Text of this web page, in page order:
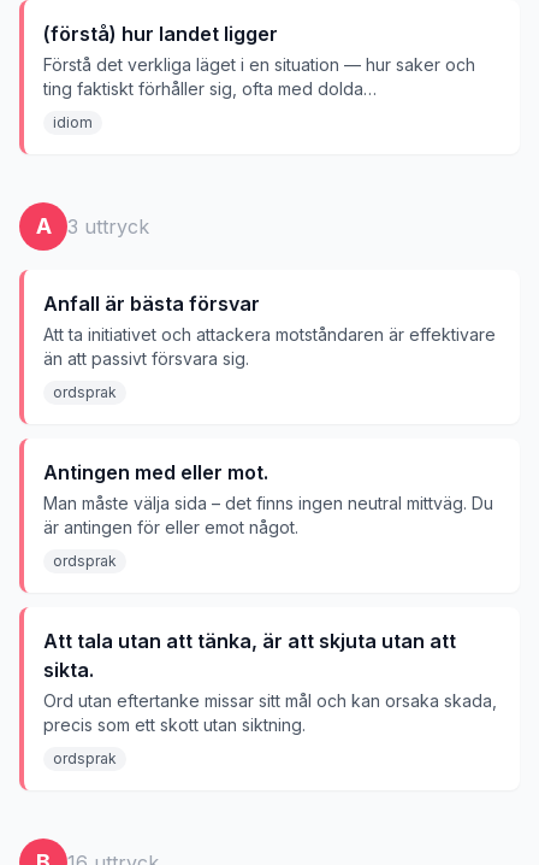
(förstå) hur landet ligger
Förstå det verkliga läget i en situation — hur saker och
ting faktiskt förhåller sig, ofta med dolda
maktförhållanden eller problem.
idiom
A 3 uttryck
Anfall är bästa försvar
Att ta initiativet och attackera motståndaren är effektivare
än att passivt försvara sig.
ordsprak
Antingen med eller mot.
Man måste välja sida – det finns ingen neutral mittväg. Du
är antingen för eller emot något.
ordsprak
Att tala utan att tänka, är att skjuta utan att
sikta.
Ord utan eftertanke missar sitt mål och kan orsaka skada,
precis som ett skott utan siktning.
ordsprak